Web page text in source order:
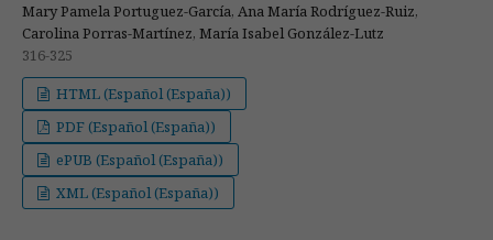
Mary Pamela Portuguez-García, Ana María Rodríguez-Ruiz,
Carolina Porras-Martínez, María Isabel González-Lutz
316-325
HTML (Español (España))
PDF (Español (España))
ePUB (Español (España))
XML (Español (España))